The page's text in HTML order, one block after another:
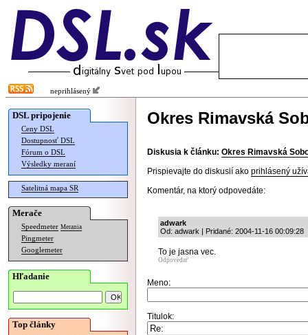
neprihlásený
DSL pripojenie
Ceny DSL
Dostupnosť DSL
Fórum o DSL
Výsledky meraní
Satelitná mapa SR
Merače
Speedmeter Merania
Pingmeter
Googlemeter
Hľadanie
Top články
Okres Rimavská
Diskusia k článku: Okres Rimavská
Prispievajte do diskusií ako prihlásený
Komentár, na ktorý odpovedáte:
adwark
Od: adwark | Pridané: 2004-11-16 00:09:28
To je jasna vec.
Odpovedať
Meno:
Titulok: